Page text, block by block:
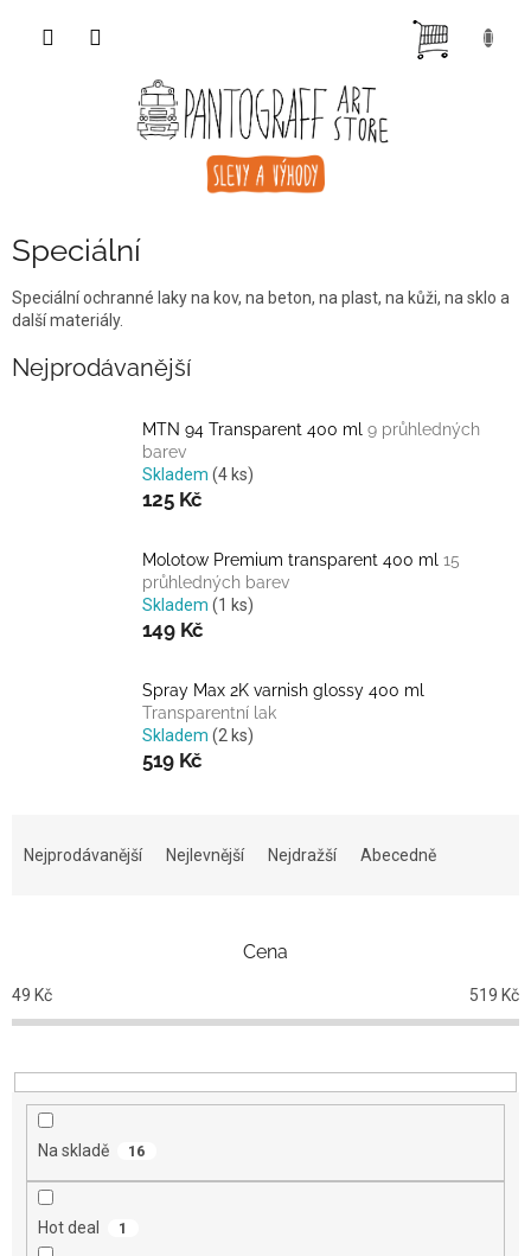
Speciální
Speciální ochranné laky na kov, na beton, na plast, na kůži, na sklo a
další materiály.
Nejprodávanější
MTN 94 Transparent 400 ml 9 průhledných
barev
Skladem (4 ks)
125 Kč
Molotow Premium transparent 400 ml 15
průhledných barev
Skladem (1 ks)
149 Kč
Spray Max 2K varnish glossy 400 ml
Transparentní lak
Skladem (2 ks)
519 Kč
p
r
o
u
Nejprodávanější Nejlevnější Nejdražší Abecedně
Cena
49 Kč 519 Kč
Na skladě 16
Hot deal 1